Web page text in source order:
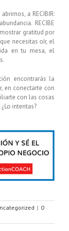
a RECIBIR:
RECIBE
gratitud por
necesitas oír, el
en tu mesa, el
encontrarás la
en conectarte con
con las cosas
intentas?
| 0